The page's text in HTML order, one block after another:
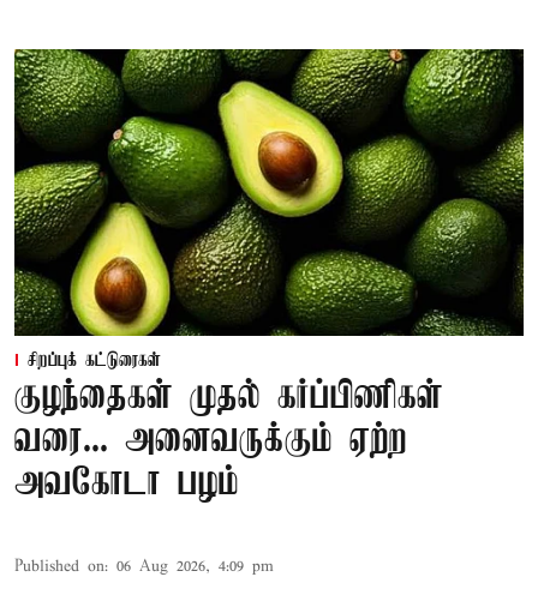
சிறப்புக் கட்டுரைகள்
குழந்தைகள் முதல் கர்ப்பிணிகள்
வரை... அனைவருக்கும் ஏற்ற
அவகோடா பழம்
Published on: 06 Aug 2026, 4:09 pm